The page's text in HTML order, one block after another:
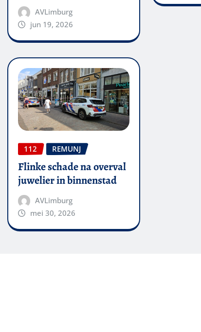
AVLimburg
jun 19, 2026
112 REMUNJ
Flinke schade na overval
juwelier in binnenstad
AVLimburg
mei 30, 2026